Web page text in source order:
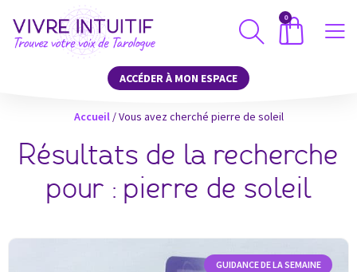
0
ACCÉDER À MON ESPACE
Accueil/Vous avez cherché pierre de soleil
Résultats de la recherche
pour : pierre de soleil
GUIDANCE DE LA SEMAINE